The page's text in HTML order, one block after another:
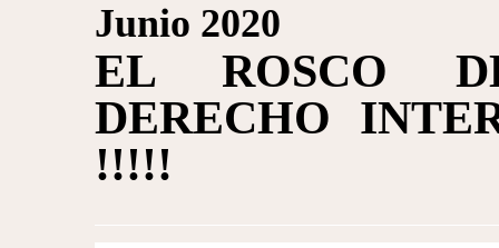
Junio 2020
EL ROSCO
DERECHO
!!!!!